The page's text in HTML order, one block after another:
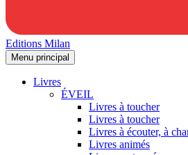
Editions Milan
Menu principal
Livres
ÉVEIL
Livres à toucher
Livres à toucher
Livres à écouter, à
Livres animés